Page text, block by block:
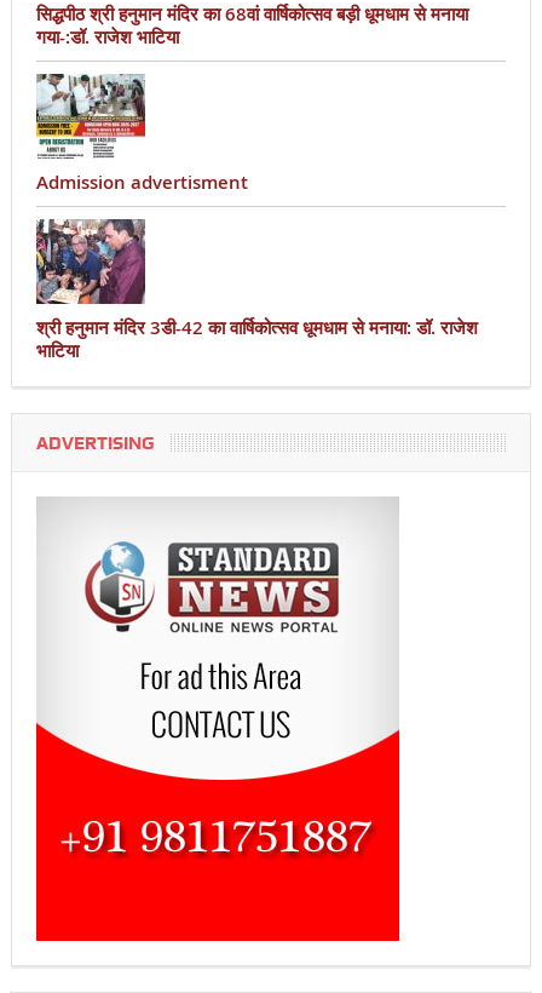
सिद्धपीठ श्री हनुमान मंदिर का 68वां वार्षिकोत्सव बड़ी धूमधाम से मनाया
गया-:डॉ. राजेश भाटिया
Admission advertisment
श्री हनुमान मंदिर 3डी-42 का वार्षिकोत्सव धूमधाम से मनाया: डॉ. राजेश
भाटिया
ADVERTISING